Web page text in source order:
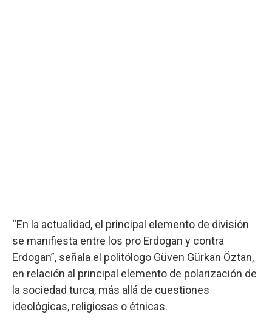
“En la actualidad, el principal elemento de división
se manifiesta entre los pro Erdogan y contra
Erdogan”, señala el politólogo Güven Gürkan Öztan,
en relación al principal elemento de polarización de
la sociedad turca, más allá de cuestiones
ideológicas, religiosas o étnicas.